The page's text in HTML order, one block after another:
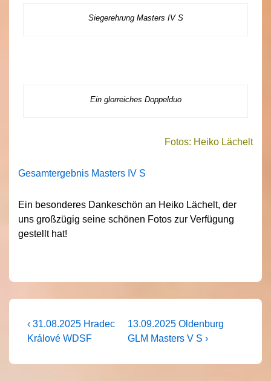
Siegerehrung Masters IV S
Ein glorreiches Doppelduo
Fotos: Heiko Lächelt
Gesamtergebnis Masters IV S
Ein besonderes Dankeschön an Heiko Lächelt, der
uns großzügig seine schönen Fotos zur Verfügung
gestellt hat!
Beitragsnavigation
Vorheriger
Beitrag
‹ 31.08.2025 Hradec
Králové WDSF
Nächster
Beitrag
13.09.2025 Oldenburg
GLM Masters V S ›